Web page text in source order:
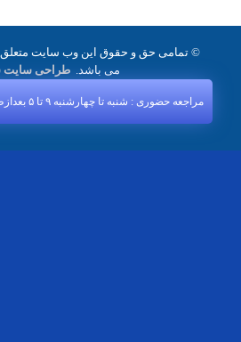
© تمامی حق و حقوق این وب سایت متعلق
می باشد.
طراحی
مراجعه حضوری : شنبه تا چهارشنبه ۹ تا ۵ بعدازظهر ( پنجشنبه‌ ها تا ۲ عصر )